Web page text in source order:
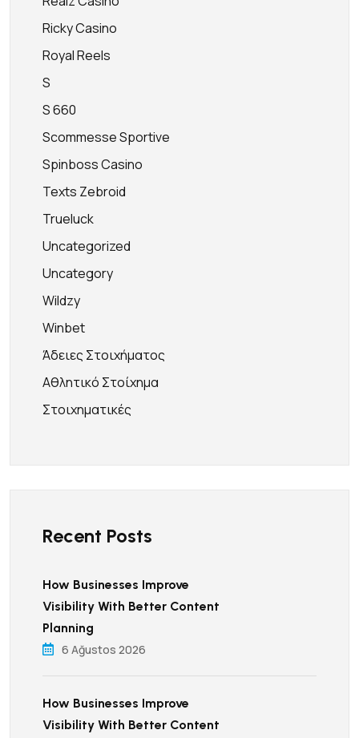
Ricky Casino
Royal Reels
S
S 660
Scommesse Sportive
Spinboss Casino
Texts Zebroid
Trueluck
Uncategorized
Uncategory
Wildzy
Winbet
Άδειες Στοιχήματος
Αθλητικό Στοίχημα
Στοιχηματικές
Recent Posts
How Businesses Improve
Visibility With Better Content
Planning
6 Ağustos 2026
How Businesses Improve
Visibility With Better Content